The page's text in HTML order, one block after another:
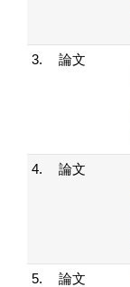
3. 論文
4. 論文
5. 論文